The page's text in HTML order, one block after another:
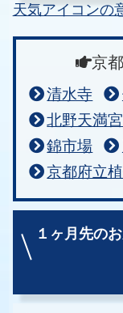
天気アイコンの
京
清水寺
北野天満宮
錦市場
京都府立
１ヶ月先のお